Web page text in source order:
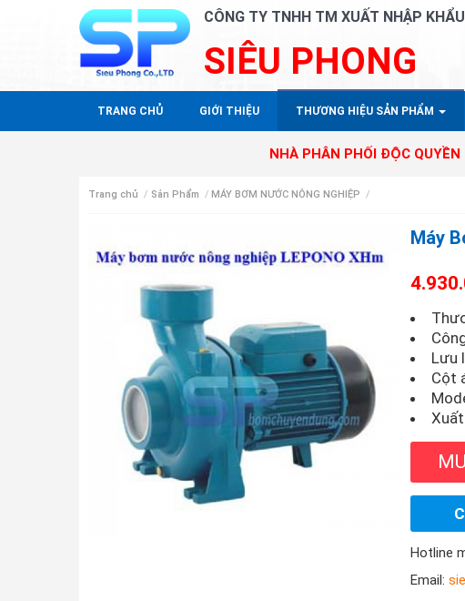
CÔNG TY TNHH TM XUẤT NHẬP KHẨU
SIÊU PHONG
TRANG CHỦ GIỚI THIỆU THƯƠNG HIỆU SẢN PHẨM
NHÀ PHÂN PHỐI ĐỘC QUYỀN SAER,
Trang chủ / Sản Phẩm / MÁY BƠM NƯỚC NÔNG NGHIỆP /
Máy
Lưu
Cột
Hotline
Email: